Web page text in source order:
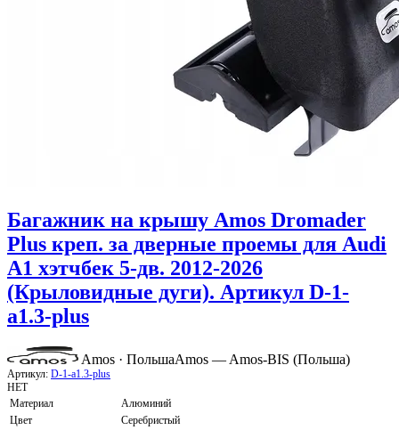
Багажник на крышу Amos Dromader
Plus креп. за дверные проемы для Audi
A1 хэтчбек 5-дв. 2012-2026
(Крыловидные дуги). Артикул D-1-
a1.3-plus
Amos · ПольшаAmos — Amos-BIS (Польша)
Артикул: D-1-a1.3-plus
НЕТ
Материал
Алюминий
Цвет
Серебристый